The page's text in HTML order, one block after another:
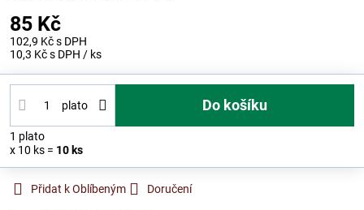
85 Kč
102,9 Kčs DPH
10,3 Kčs DPH / ks
plato Do košíku
1 plato
x 10 ks = 10 ks
Přidat k Oblíbeným Doručení